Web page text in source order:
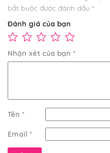
bắt buộc được đánh dấu *
Đánh giá của bạn
Nhận xét của bạn *
Tên *
Email *